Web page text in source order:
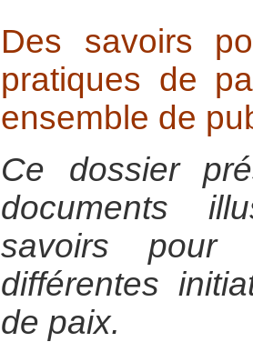
Des savoirs
pratiques de
ensemble de
Ce dossier
documents
savoirs
différentes
de paix.